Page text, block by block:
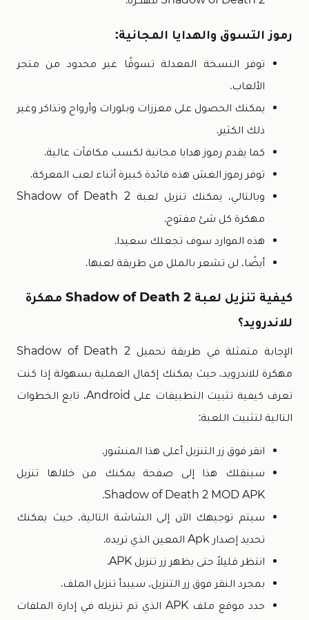
رموز التسوق والهدايا المجانية:
توفر النسخة المعدلة تسوقًا غير محدود من متجر
الألعاب.
يمكنك الحصول على معززات وبلورات وأرواح وتذاكر وغير
ذلك الكثير.
كما يقدم رموز هدايا مجانية لكسب مكافآت عالية.
توفر رموز الغش هذه فائدة كبيرة أثناء لعب المعركة.
وبالتالي، يمكنك تنزيل لعبة Shadow of Death 2
مهكرة كل شئ مفتوح.
هذه الموارد سوف تجعلك سعيدا.
أيضًا، لن تشعر بالملل من طريقة لعبها.
كيفية تنزيل لعبة Shadow of Death 2 مهكرة
للاندرويد؟
الإجابة متمثلة في طريقة تحميل Shadow of Death 2
مهكرة للاندرويد، حيث يمكنك إكمال العملية بسهولة إذا كنت
تعرف كيفية تثبيت التطبيقات على Android، تابع الخطوات
التالية لتثبيت اللعبة:
انقر فوق زر التنزيل أعلى هذا المنشور.
سينقلك هذا إلى صفحة يمكنك من خلالها تنزيل
Shadow of Death 2 MOD APK.
سيتم توجيهك الآن إلى الشاشة التالية، حيث يمكنك
تحديد إصدار Apk المعين الذي تريده.
انتظر قليلاً حتى يظهر زر تنزيل APK.
بمجرد النقر فوق زر التنزيل، سيبدأ تنزيل الملف.
حدد موقع ملف APK الذي تم تنزيله في إدارة الملفات